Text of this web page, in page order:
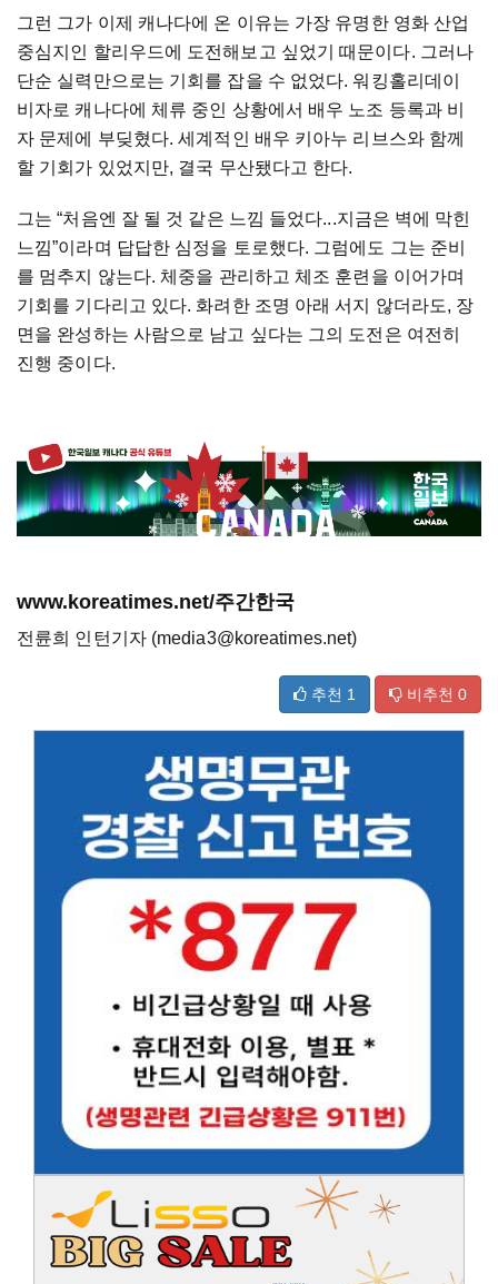
그런 그가 이제 캐나다에 온 이유는 가장 유명한 영화 산업
중심지인 할리우드에 도전해보고 싶었기 때문이다. 그러나
단순 실력만으로는 기회를 잡을 수 없었다. 워킹홀리데이
비자로 캐나다에 체류 중인 상황에서 배우 노조 등록과 비
자 문제에 부딪혔다. 세계적인 배우 키아누 리브스와 함께
할 기회가 있었지만, 결국 무산됐다고 한다.
그는 “처음엔 잘 될 것 같은 느낌 들었다...지금은 벽에 막힌
느낌”이라며 답답한 심정을 토로했다. 그럼에도 그는 준비
를 멈추지 않는다. 체중을 관리하고 체조 훈련을 이어가며
기회를 기다리고 있다. 화려한 조명 아래 서지 않더라도, 장
면을 완성하는 사람으로 남고 싶다는 그의 도전은 여전히
진행 중이다.
www.koreatimes.net/주간한국
전륜희 인턴기자 (media3@koreatimes.net)
추천 1 비추천 0